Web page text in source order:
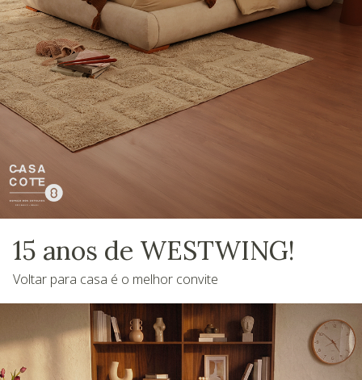
15 anos de WESTWING!
Voltar para casa é o melhor convite